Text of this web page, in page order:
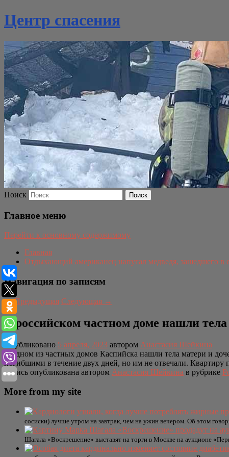
Центр спасения
Поиск
Главное меню
Перейти к основному содержимому
Главная
Отдыхающий американец напугал медведя, зашедшего в
Навигация по записям
←Предыдущая Следующая →
В российском частном доме нашли
Опубликовано 5 апреля, 2023 автором Анастасия Шейкина
В одном из частных домов Каспийска нашли тела матери и
погибшими в течение двух дней, но им не отвечали.
Запись опубликована автором Анастасия Шейкина в рубрике
More from my site
сосиски) лучше утром на завтрак, чем на ужин вечером. Об этом
Шагала «Воскрешение» выставят на торги в Москве на аукционе